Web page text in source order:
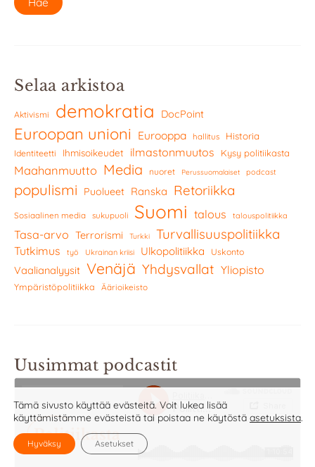
Selaa arkistoa
Aktivismi demokratia DocPoint
Euroopan unioni Eurooppa hallitus Historia
Identiteetti Ihmisoikeudet ilmastonmuutos Kysy politiikasta
Maahanmuutto Media nuoret Perussuomalaiset podcast
populismi Puolueet Ranska Retoriikka
Sosiaalinen media sukupuoli Suomi talous talouspolitiikka
Tasa-arvo Terrorismi Turkki Turvallisuuspolitiikka
Tutkimus työ Ukrainan kriisi Ulkopolitiikka Uskonto
Vaalianalyysit Venäjä Yhdysvallat Yliopisto
Ympäristöpolitiikka Äärioikeisto
Uusimmat podcastit
Tämä sivusto käyttää evästeitä. Voit lukea lisää
käyttämistämme evästeistä tai poistaa ne käytöstä asetuksista.
Hyväksy Asetukset